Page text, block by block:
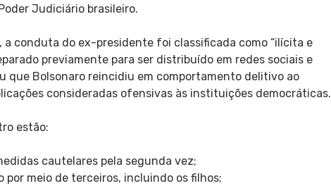
Judiciário brasileiro.
a conduta do ex-presidente foi classificada como “ilícita e
previamente para ser distribuído em redes sociais e
que Bolsonaro reincidiu em comportamento delitivo ao
consideradas ofensivas às instituições democráticas.
estão:
cautelares pela segunda vez;
meio de terceiros, incluindo os filhos;